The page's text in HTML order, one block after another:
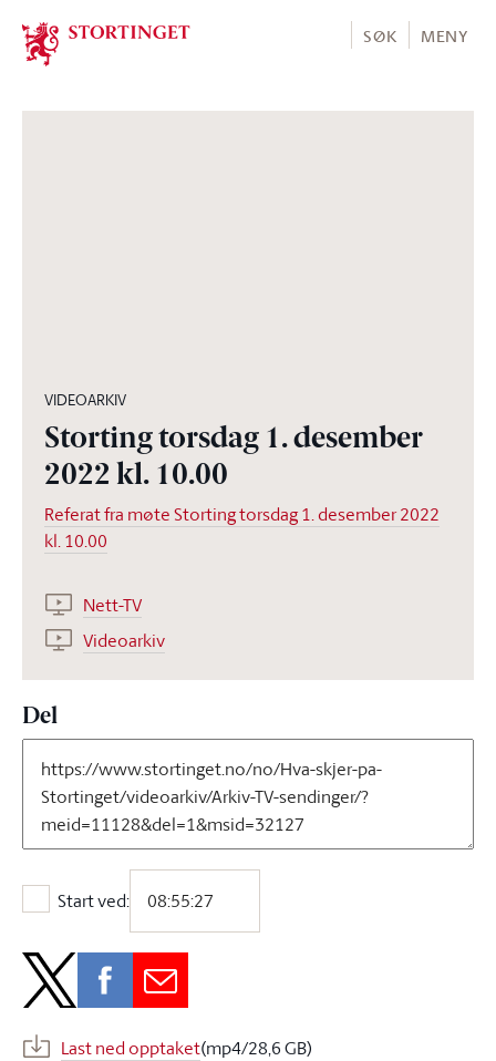
Stortinget.no
SØK MENY
VIDEOARKIV
Storting torsdag 1. desember
2022 kl. 10.00
Referat fra møte Storting torsdag 1. desember 2022
kl. 10.00
Nett-TV
Videoarkiv
Del
Start ved:
Start ved:
Last ned opptaket(mp4/28,6 GB)